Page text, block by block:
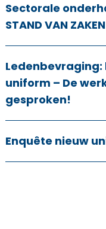
Sectorale
STAND VAN
Ledenbevraging:
uniform – De
gesproken!
Enquête nieuw